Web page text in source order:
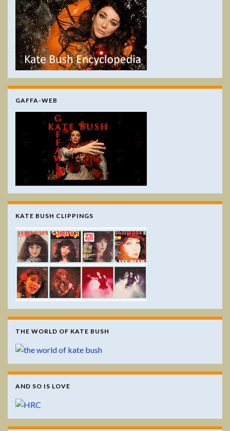
GAFFA-WEB
KATE BUSH CLIPPINGS
THE WORLD OF KATE BUSH
AND SO IS LOVE